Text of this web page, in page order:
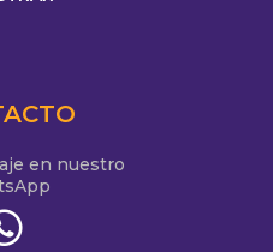
en nuestro